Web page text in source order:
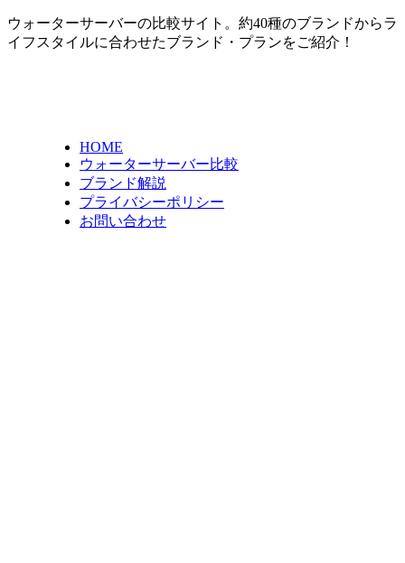
ウォーターサーバーの比較サイト。約40種のブランドからラ
イフスタイルに合わせたブランド・プランをご紹介！
HOME
ウォーターサーバー比較
ブランド解説
プライバシーポリシー
お問い合わせ